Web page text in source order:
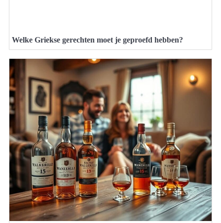
Welke Griekse gerechten moet je geproefd hebben?